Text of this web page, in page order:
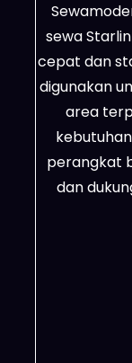
sewa
cepat dan
digunakan
area
perangkat
dan